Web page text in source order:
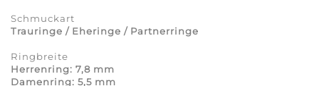
Schmuckart
Trauringe / Eheringe / Partnerringe
Ringbreite
Herrenring: 7,8 mm
Damenring: 5,5 mm